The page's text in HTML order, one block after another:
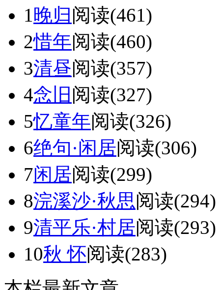
1晚归阅读(461)
2惜年阅读(460)
3清昼阅读(357)
4念旧 阅读(327)
5忆童年阅读(326)
6绝句·闲居阅读(306)
7闲居阅读(299)
8浣溪沙·秋思阅读(294)
9清平乐·村居阅读(293)
10秋 怀阅读(283)